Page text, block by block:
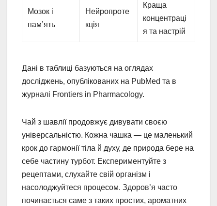
Мозок і
пам’ять
Нейропроте
кція
Краща
концентраці
я та настрій
Дані в таблиці базуються на оглядах
досліджень, опублікованих на PubMed та в
журналі Frontiers in Pharmacology.
Чай з шавлії продовжує дивувати своєю
універсальністю. Кожна чашка — це маленький
крок до гармонії тіла й духу, де природа бере на
себе частину турбот. Експериментуйте з
рецептами, слухайте свій організм і
насолоджуйтеся процесом. Здоров’я часто
починається саме з таких простих, ароматних